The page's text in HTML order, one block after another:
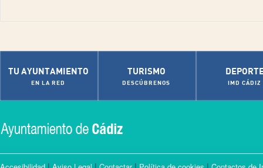
TU AYUNTAMIENTO
EN LA RED
TURISMO
DESCÚBRENOS IMD CÁDIZ